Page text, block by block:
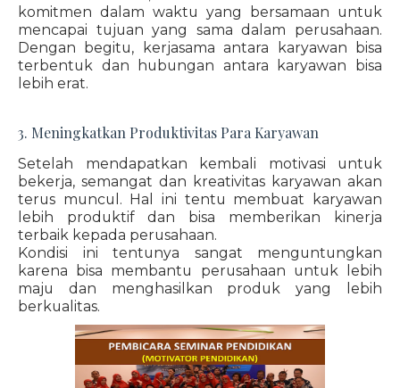
komitmen dalam waktu yang bersamaan untuk
mencapai tujuan yang sama dalam perusahaan.
Dengan begitu, kerjasama antara karyawan bisa
terbentuk dan hubungan antara karyawan bisa
lebih erat.
3. Meningkatkan Produktivitas Para Karyawan
Setelah mendapatkan kembali motivasi untuk
bekerja, semangat dan kreativitas karyawan akan
terus muncul. Hal ini tentu membuat karyawan
lebih produktif dan bisa memberikan kinerja
terbaik kepada perusahaan.
Kondisi ini tentunya sangat menguntungkan
karena bisa membantu perusahaan untuk lebih
maju dan menghasilkan produk yang lebih
berkualitas.